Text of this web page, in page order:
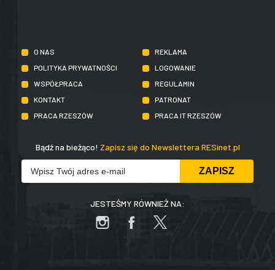
O NAS
REKLAMA
POLITYKA PRYWATNOŚCI
LOGOWANIE
WSPÓŁPRACA
REGULAMIN
KONTAKT
PATRONAT
PRACA RZESZÓW
PRACA IT RZESZÓW
Bądź na bieżąco! Zapisz się do Newslettera RESinet.pl
JESTEŚMY RÓWNIEŻ NA: